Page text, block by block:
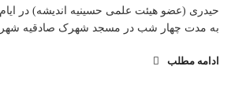
به مدت چهار شب در مسجد شهرک صادقیه
ادامه مطلب